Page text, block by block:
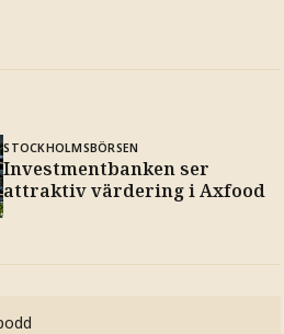
STOCKHOLMSBÖRSEN
Investmentbanken ser
attraktiv värdering i Axfood